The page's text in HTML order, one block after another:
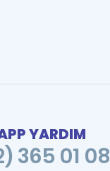
YARDIM
365 01 08